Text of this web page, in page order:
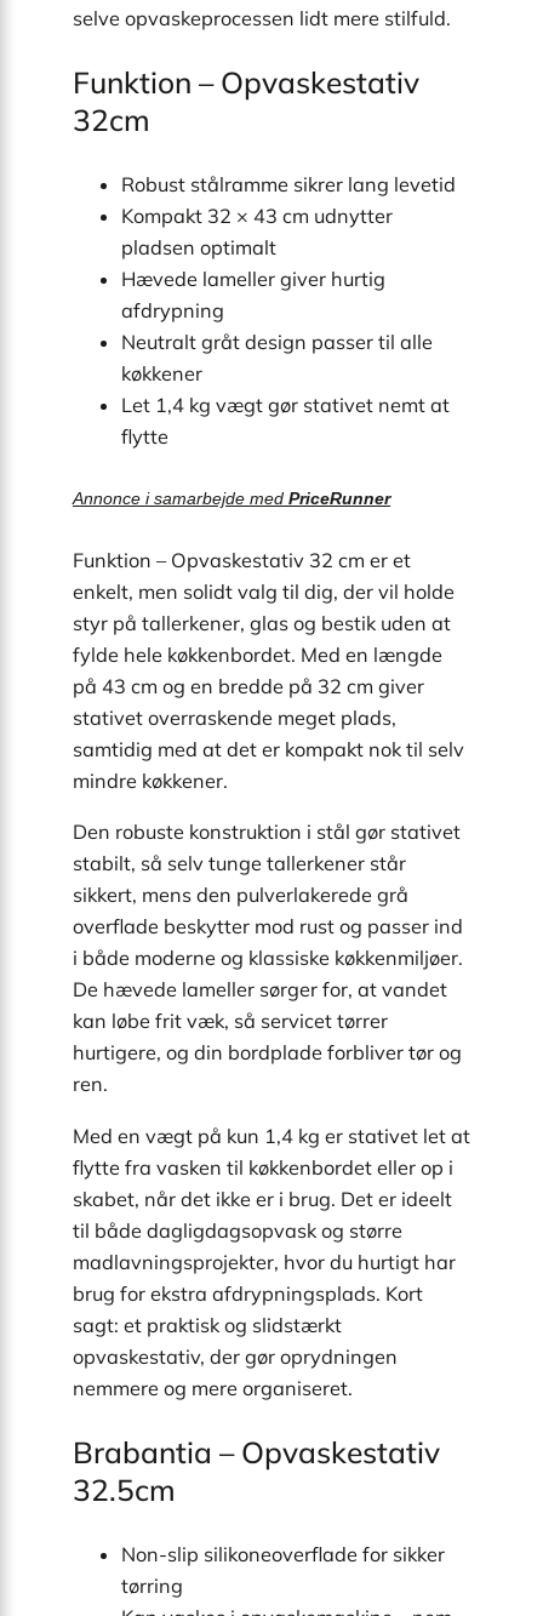
selve opvaskeprocessen lidt mere stilfuld.
Funktion – Opvaskestativ
32cm
Robust stålramme sikrer lang levetid
Kompakt 32 × 43 cm udnytter
pladsen optimalt
Hævede lameller giver hurtig
afdrypning
Neutralt gråt design passer til alle
køkkener
Let 1,4 kg vægt gør stativet nemt at
flytte
Annonce i samarbejde med PriceRunner
Funktion – Opvaskestativ 32 cm er et
enkelt, men solidt valg til dig, der vil holde
styr på tallerkener, glas og bestik uden at
fylde hele køkkenbordet. Med en længde
på 43 cm og en bredde på 32 cm giver
stativet overraskende meget plads,
samtidig med at det er kompakt nok til selv
mindre køkkener.
Den robuste konstruktion i stål gør stativet
stabilt, så selv tunge tallerkener står
sikkert, mens den pulverlakerede grå
overflade beskytter mod rust og passer ind
i både moderne og klassiske køkkenmiljøer.
De hævede lameller sørger for, at vandet
kan løbe frit væk, så servicet tørrer
hurtigere, og din bordplade forbliver tør og
ren.
Med en vægt på kun 1,4 kg er stativet let at
flytte fra vasken til køkkenbordet eller op i
skabet, når det ikke er i brug. Det er ideelt
til både dagligdagsopvask og større
madlavningsprojekter, hvor du hurtigt har
brug for ekstra afdrypningsplads. Kort
sagt: et praktisk og slidstærkt
opvaskestativ, der gør oprydningen
nemmere og mere organiseret.
Brabantia – Opvaskestativ
32.5cm
Non-slip silikoneoverflade for sikker
tørring